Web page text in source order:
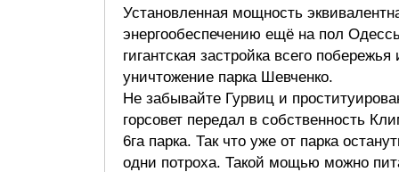
Установленная мощность
энергообеспечению ещё на пол
гигантская застройка всего побережья
уничтожение парка Шевченко.
Не забывайте Гурвиц и
горсовет передал в собственность
6га парка. Так что уже от парка
одни потроха. Такой мощью можно